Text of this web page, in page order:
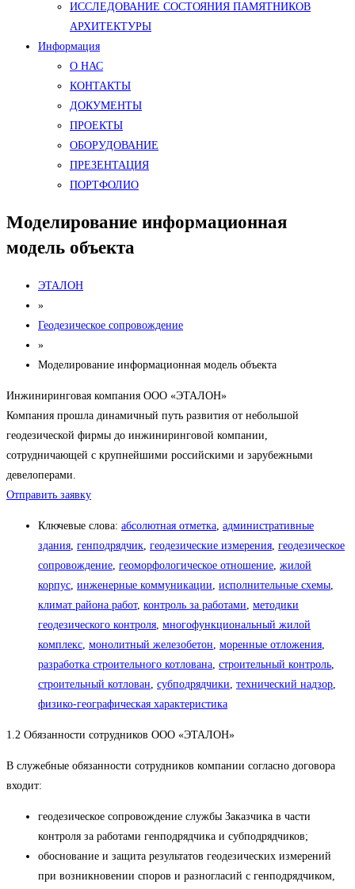
ИССЛЕДОВАНИЕ СОСТОЯНИЯ ПАМЯТНИКОВ
АРХИТЕКТУРЫ
Информация
О НАС
КОНТАКТЫ
ДОКУМЕНТЫ
ПРОЕКТЫ
ОБОРУДОВАНИЕ
ПРЕЗЕНТАЦИЯ
ПОРТФОЛИО
Моделирование информационная
модель объекта
ЭТАЛОН
»
Геодезическое сопровождение
»
Моделирование информационная модель объекта
Инжиниринговая компания ООО «ЭТАЛОН»
Компания прошла динамичный путь развития от небольшой
геодезической фирмы до инжиниринговой компании,
сотрудничающей с крупнейшими российскими и зарубежными
девелоперами.
Отправить заявку
Ключевые слова: абсолютная отметка, административные
здания, генподрядчик, геодезические измерения, геодезическое
сопровождение, геоморфологическое отношение, жилой
корпус, инженерные коммуникации, исполнительные схемы,
климат района работ, контроль за работами, методики
геодезического контроля, многофункциональный жилой
комплекс, монолитный железобетон, моренные отложения,
разработка строительного котлована, строительный контроль,
строительный котлован, субподрядчики, технический надзор,
физико-географическая характеристика
1.2 Обязанности сотрудников ООО «ЭТАЛОН»
В служебные обязанности сотрудников компании согласно договора
входит:
геодезическое сопровождение службы Заказчика в части
контроля за работами генподрядчика и субподрядчиков;
обоснование и защита результатов геодезических измерений
при возникновении споров и разногласий с генподрядчиком,